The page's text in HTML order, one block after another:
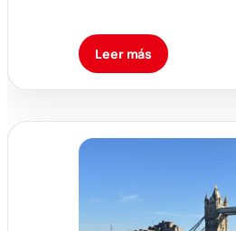
Leer más